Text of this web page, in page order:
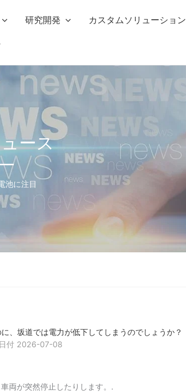
研究開発 カスタムソリューション
ース
池に注目
、坂道では電力が低下してしまうのでしょうか？
付 2026-07-08
両が突然停止したりします。.